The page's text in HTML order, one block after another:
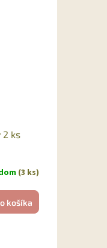
2 ks
(3 ks)
košíka